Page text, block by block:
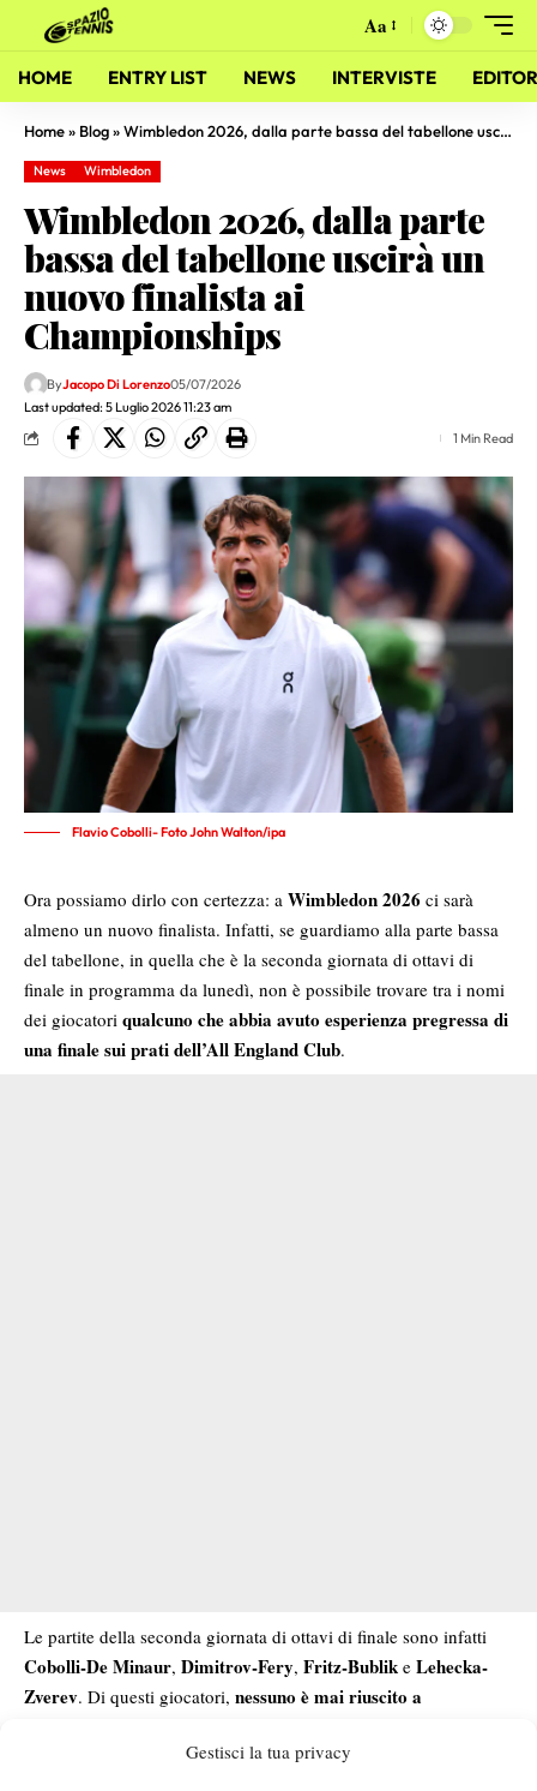
Gestisci la tua privacy
Aa
HOME ENTRY LIST NEWS INTERVISTE
Home» Blog»Wimbledon 2026, dalla parte bassa del tabellone uscirà un nuovo finalista ai Championships
News Wimbledon
Wimbledon 2026, dalla parte
bassa del tabellone uscirà un
nuovo finalista ai
Championships
Last updated: 5 Luglio 2026 11:23 am
ByJacopo Di Lorenzo05/07/2026
1 Min Read
Flavio Cobolli- Foto John Walton/ipa
Ora possiamo dirlo con certezza: a Wimbledon 2026 ci sarà
almeno un nuovo finalista. Infatti, se guardiamo alla parte bassa
del tabellone, in quella che è la seconda giornata di ottavi di
finale in programma da lunedì, non è possibile trovare tra i nomi
dei giocatori qualcuno che abbia avuto esperienza pregressa di
una finale sui prati dell’All England Club.
Le partite della seconda giornata di ottavi di finale sono infatti
Cobolli-De Minaur, Dimitrov-Fery, Fritz-Bublik e Lehecka-
Zverev. Di questi giocatori, nessuno è mai riuscito a
avvicinati di più in carriera sono statiGrigor Dimitrov